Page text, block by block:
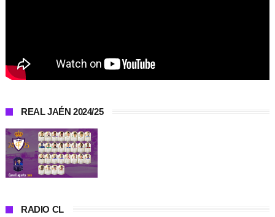
REAL JAÉN 2024/25
RADIO CL